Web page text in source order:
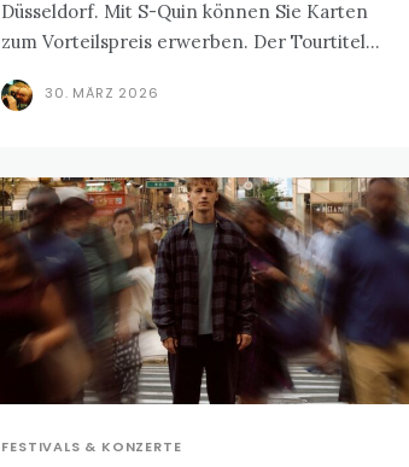
Düsseldorf. Mit S-Quin können Sie Karten
zum Vorteilspreis erwerben. Der Tourtitel...
30. MÄRZ 2026
FESTIVALS & KONZERTE